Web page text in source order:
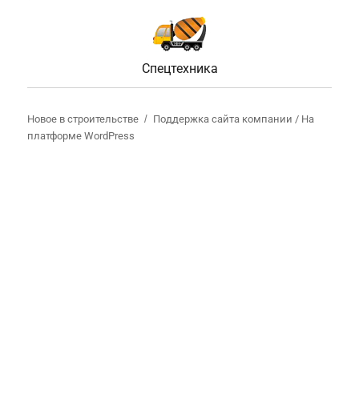
Спецтехника
Новое в строительстве Поддержка сайта компании / На
платформе WordPress